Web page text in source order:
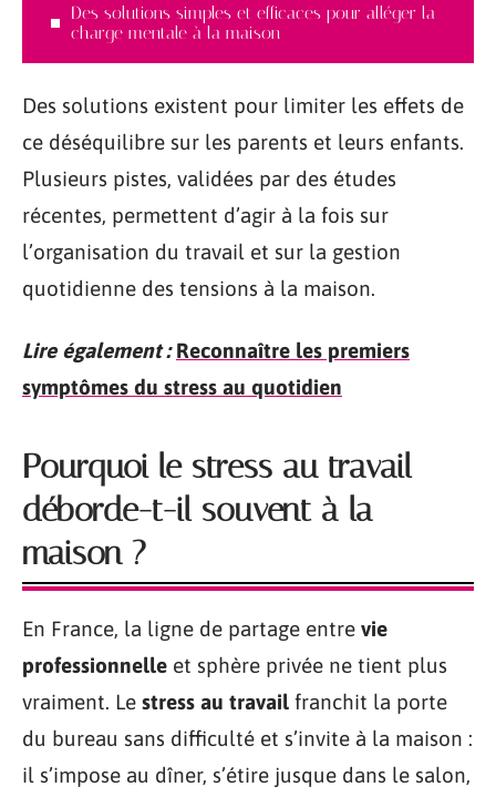
Des solutions simples et efficaces pour alléger la
charge mentale à la maison
Des solutions existent pour limiter les effets de
ce déséquilibre sur les parents et leurs enfants.
Plusieurs pistes, validées par des études
récentes, permettent d’agir à la fois sur
l’organisation du travail et sur la gestion
quotidienne des tensions à la maison.
Lire également : Reconnaître les premiers
symptômes du stress au quotidien
Pourquoi le stress au travail
déborde-t-il souvent à la
maison ?
En France, la ligne de partage entre vie
professionnelle et sphère privée ne tient plus
vraiment. Le stress au travail franchit la porte
du bureau sans difficulté et s’invite à la maison :
il s’impose au dîner, s’étire jusque dans le salon,